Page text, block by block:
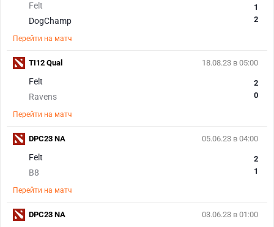
Felt
DogChamp
1
2
Перейти на матч
18.08.23 в 05:00
Felt
Ravens
2
0
Перейти на матч
TI12 Qual
05.06.23 в 04:00
Felt
B8
2
1
Перейти на матч
DPC23 NA
03.06.23 в 01:00
DPC23 NA